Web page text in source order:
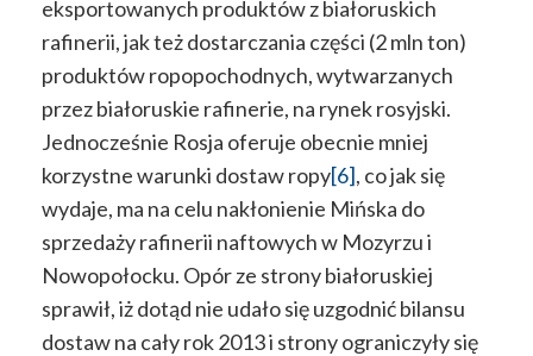
eksportowanych produktów z białoruskich
rafinerii, jak też dostarczania części (2 mln ton)
produktów ropopochodnych, wytwarzanych
przez białoruskie rafinerie, na rynek rosyjski.
Jednocześnie Rosja oferuje obecnie mniej
korzystne warunki dostaw ropy[6], co jak się
wydaje, ma na celu nakłonienie Mińska do
sprzedaży rafinerii naftowych w Mozyrzu i
Nowopołocku. Opór ze strony białoruskiej
sprawił, iż dotąd nie udało się uzgodnić bilansu
dostaw na cały rok 2013 i strony ograniczyły się